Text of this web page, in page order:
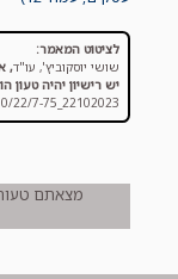
לציטוט המאמר:
שושי יוסקוביץ', עו"ד,
יש רישיון יהיה טעון
22/7-75_22102023/
מצאתם